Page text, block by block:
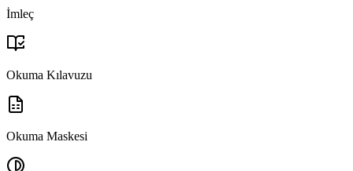
İmleç
Okuma Kılavuzu
Okuma Maskesi